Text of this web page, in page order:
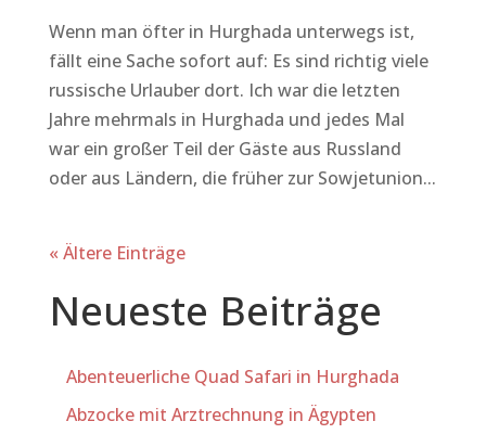
Wenn man öfter in Hurghada unterwegs ist,
fällt eine Sache sofort auf: Es sind richtig viele
russische Urlauber dort. Ich war die letzten
Jahre mehrmals in Hurghada und jedes Mal
war ein großer Teil der Gäste aus Russland
oder aus Ländern, die früher zur Sowjetunion...
« Ältere Einträge
Neueste Beiträge
Abenteuerliche Quad Safari in Hurghada
Abzocke mit Arztrechnung in Ägypten